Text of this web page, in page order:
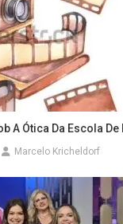
A Ótica Da Escola
Marcelo Kricheldorf